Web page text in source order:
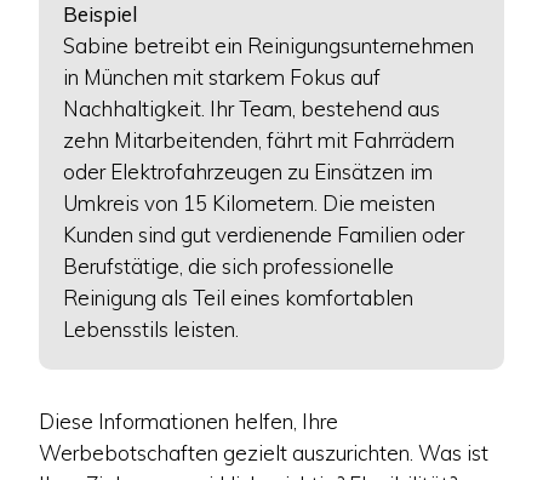
Beispiel
Sabine betreibt ein Reinigungsunternehmen
in München mit starkem Fokus auf
Nachhaltigkeit. Ihr Team, bestehend aus
zehn Mitarbeitenden, fährt mit Fahrrädern
oder Elektrofahrzeugen zu Einsätzen im
Umkreis von 15 Kilometern. Die meisten
Kunden sind gut verdienende Familien oder
Berufstätige, die sich professionelle
Reinigung als Teil eines komfortablen
Lebensstils leisten.
Diese Informationen helfen, Ihre
Werbebotschaften gezielt auszurichten. Was ist